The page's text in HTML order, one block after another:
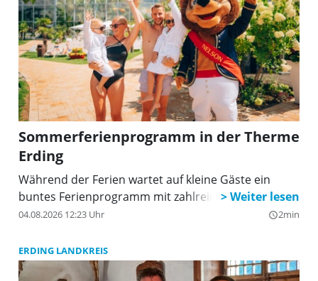
Sommerferienprogramm in der Therme
Erding
Während der Ferien wartet auf kleine Gäste ein
buntes Ferienprogramm mit zahlreichen Highlights.
04.08.2026 12:23 Uhr query_builder2min
ERDING LANDKREIS